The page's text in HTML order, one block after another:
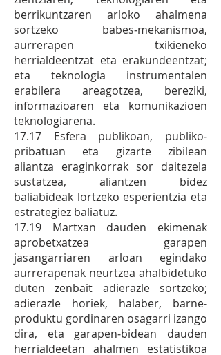
berrikuntzaren arloko ahalmena
sortzeko babes‐mekanismoa,
aurrerapen txikieneko
herrialdeentzat eta erakundeentzat;
eta teknologia instrumentalen
erabilera areagotzea, bereziki,
informazioaren eta komunikazioen
teknologiarena.
17.17 Esfera publikoan, publiko‐
pribatuan eta gizarte zibilean
aliantza eraginkorrak sor daitezela
sustatzea, aliantzen bidez
baliabideak lortzeko esperientzia eta
estrategiez baliatuz.
17.19 Martxan dauden ekimenak
aprobetxatzea garapen
jasangarriaren arloan egindako
aurrerapenak neurtzea ahalbidetuko
duten zenbait adierazle sortzeko;
adierazle horiek, halaber, barne‐
produktu gordinaren osagarri izango
dira, eta garapen‐bidean dauden
herrialdeetan ahalmen estatistikoa